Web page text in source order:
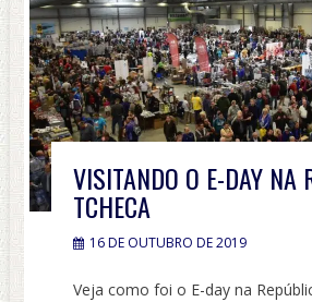
VISITANDO O E-DAY NA
TCHECA
16 DE OUTUBRO DE 2019
Veja como foi o E-day na